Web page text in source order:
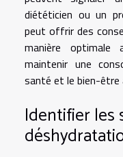
diététicien ou un
peut offrir des
manière optimale
maintenir une
santé et le bien-être
Identifier les